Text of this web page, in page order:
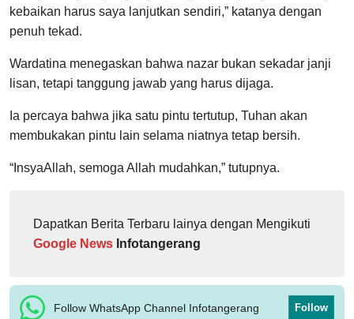
kebaikan harus saya lanjutkan sendiri,” katanya dengan
penuh tekad.
Wardatina menegaskan bahwa nazar bukan sekadar janji
lisan, tetapi tanggung jawab yang harus dijaga.
Ia percaya bahwa jika satu pintu tertutup, Tuhan akan
membukakan pintu lain selama niatnya tetap bersih.
“InsyaAllah, semoga Allah mudahkan,” tutupnya.
Dapatkan Berita Terbaru lainya dengan Mengikuti
Google News Infotangerang
Follow WhatsApp Channel Infotangerang Follow